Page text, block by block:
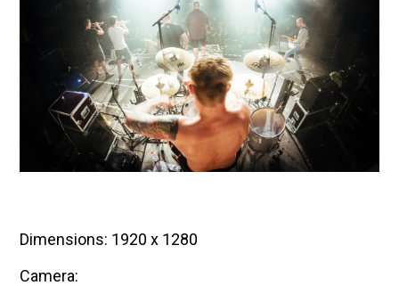
Dimensions: 1920 x 1280
Camera: